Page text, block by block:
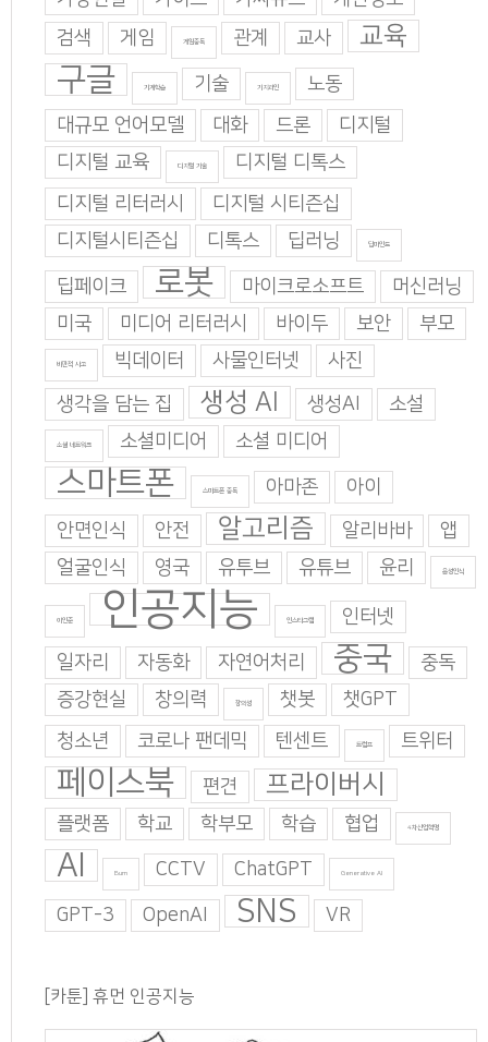
검색
게임 게임중독 관계 교사 교육
구글 기계학습 기술 기지과인
노동
대규모 언어모델
대화 드론
디지털
디지털 교육
디지털 기술
디지털 디톡스
디지털 리터러시
디지털 시티즌십
디지털시티즌십
디톡스 딥러닝 딥마인드
딥페이크 로봇 마이크로소프트
머신러닝
미국
미디어 리터러시 바이두 보안 부모
비판적 사고 빅데이터 사물인터넷
사진
생각을 담는 집
생성 AI 생성AI 소설
소셜 네트워크 소셜미디어 소셜 미디어
스마트폰 스마트폰 중독 아마존
아이
안면인식
안전 알고리즘 알리바바
앱
얼굴인식
영국 유투브 유튜브 윤리 음성인식
이인준 인공지능 인스타그램 인터넷
일자리 자동화 자연어처리 중국
중독
증강현실
창의력 창의성 챗봇
챗GPT
청소년
코로나 팬데믹 텐센트 트럼프 트위터
페이스북 편견 프라이버시
플랫폼 학교 학부모 학습 협업 4차산업혁명
AI Burn CCTV ChatGPT Generative AI
GPT-3 OpenAI SNS VR
[카툰] 휴먼 인공지능